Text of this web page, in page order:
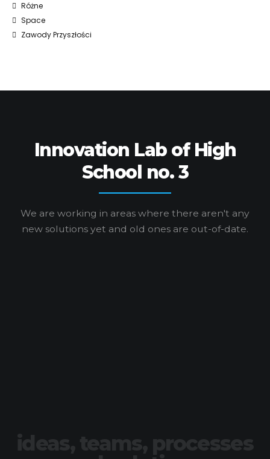
Różne
Space
Zawody Przyszłości
Innovation Lab of High
School no. 3
We are working in areas where there aren't any
new solutions yet and old ones are out-of-date.